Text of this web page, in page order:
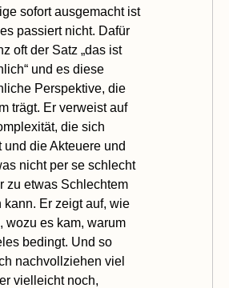
sofort ausgemacht ist
passiert nicht. Dafür
oft der Satz „das ist
und es diese
Perspektive, die
trägt. Er verweist auf
die sich
und die Akteuere und
nicht per se schlecht
zu etwas Schlechtem
kann. Er zeigt auf, wie
wozu es kam, warum
bedingt. Und so
nachvollziehen viel
vielleicht noch,